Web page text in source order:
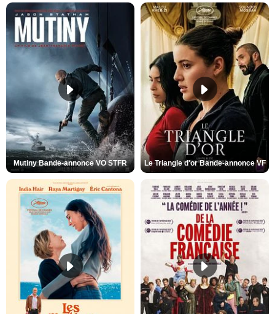
Mutiny Bande-annonce VO STFR Le Triangle d'or Bande-annonce VF